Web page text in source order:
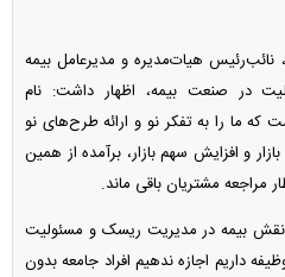
نائب‌رئیس هیات‌مدیره و مدیرعامل بیمه
در صنعت بیمه، اظهار داشت: نام
ما را به تفکر نو و ارائه طرح‌های نو
و افزایش سهم بازار، برآمده از همین
مراجعه مشتریان باقی ماند.
نقش بیمه در مدیریت ریسک و مسئولیت
داریم اجازه ندهیم افراد جامعه بدون